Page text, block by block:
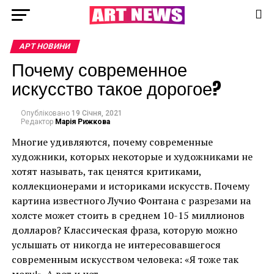
АРТ НОВИНИ
Почему современное
искусство такое дорогое?
Опубліковано 19 Січня, 2021
Редактор Марія Рижкова
Многие удивляются, почему современные
художники, которых некоторые и художниками не
хотят называть, так ценятся критиками,
коллекционерами и историками искусств. Почему
картина известного Лучио Фонтана с разрезами на
холсте может стоить в среднем 10-15 миллионов
долларов? Классическая фраза, которую можно
услышать от никогда не интересовавшегося
современным искусством человека: «Я тоже так